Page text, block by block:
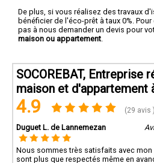
De plus, si vous réalisez des travaux
bénéficier de l'éco-prêt à taux 0%.
pas à nous demander un devis pour
maison ou appartement
SOCOREBAT, Entreprise
maison et d'appartement
4.9 (29 avis )
Duguet L. de Lannemezan
Nous sommes très satisfaits avec
sont plus que respectés même en